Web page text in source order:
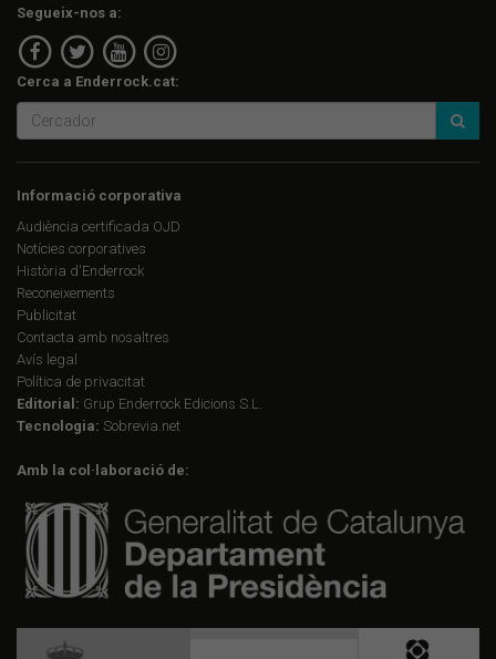
Segueix-nos a:
Cerca a Enderrock.cat:
Informació corporativa
Audiència certificada OJD
Notícies corporatives
Història d'Enderrock
Reconeixements
Publicitat
Contacta amb nosaltres
Avís legal
Política de privacitat
Editorial: Grup Enderrock Edicions S.L.
Tecnologia: Sobrevia.net
Amb la col·laboració de: